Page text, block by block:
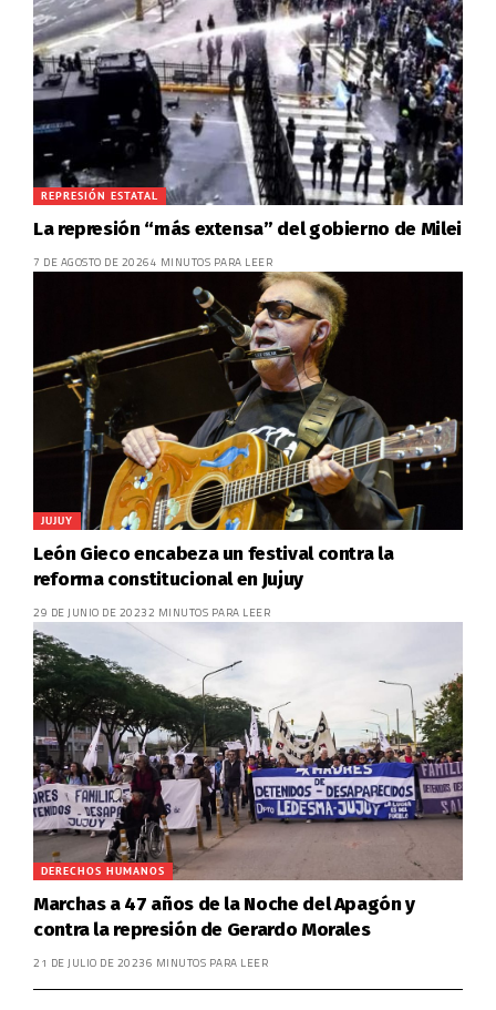
REPRESIÓN ESTATAL
La represión “más extensa” del gobierno de Milei
7 DE AGOSTO DE 20264 MINUTOS PARA LEER
JUJUY
León Gieco encabeza un festival contra la
reforma constitucional en Jujuy
29 DE JUNIO DE 20232 MINUTOS PARA LEER
DERECHOS HUMANOS
Marchas a 47 años de la Noche del Apagón y
contra la represión de Gerardo Morales
21 DE JULIO DE 20236 MINUTOS PARA LEER